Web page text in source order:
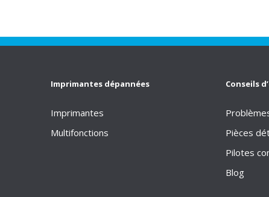
Imprimantes dépannées
Imprimantes
Multifonctions
Conseils
Pièces
Pilotes
Blog